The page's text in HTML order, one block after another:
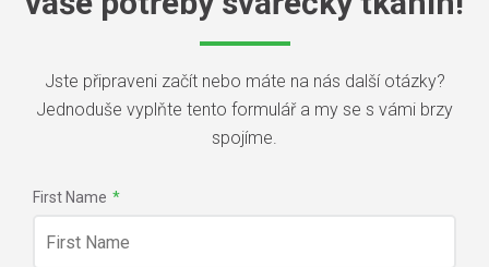
Jste připraveni začít nebo máte na nás další otázky?
Jednoduše vyplňte tento formulář a my se s vámi brzy
spojíme.
First Name *